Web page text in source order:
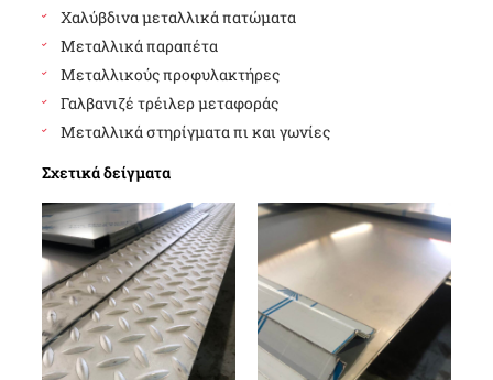
Χαλύβδινα μεταλλικά πατώματα
Μεταλλικά παραπέτα
Μεταλλικούς προφυλακτήρες
Γαλβανιζέ τρέιλερ μεταφοράς
Μεταλλικά στηρίγματα πι και γωνίες
Σχετικά δείγματα